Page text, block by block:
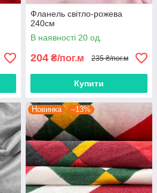
Фланель світло-рожева
240см
В наявності 20 од.
204 ₴/пог.м 235 ₴/пог.м
Купити
Новинка –13%